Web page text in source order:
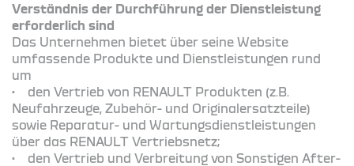
Verständnis der Durchführung der Dienstleistung
erforderlich sind
Das Unternehmen bietet über seine Website
umfassende Produkte und Dienstleistungen rund
um
• den Vertrieb von RENAULT Produkten (z.B.
Neufahrzeuge, Zubehör- und Originalersatzteile)
sowie Reparatur- und Wartungsdienstleistungen
über das RENAULT Vertriebsnetz;
• den Vertrieb und Verbreitung von Sonstigen After-